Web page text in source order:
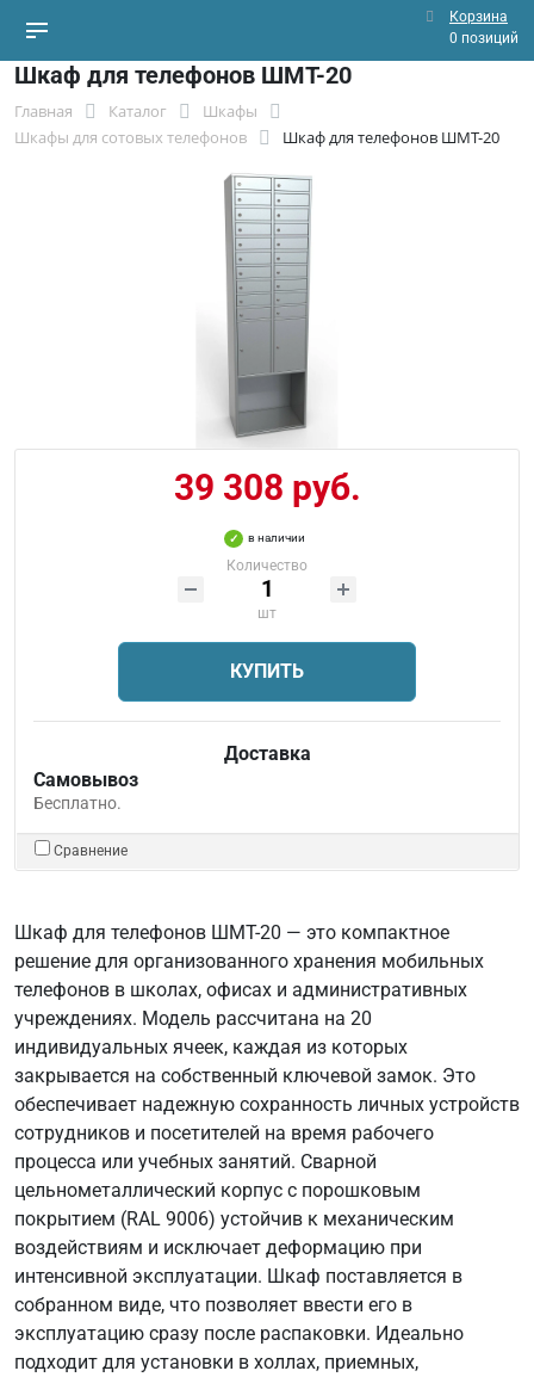
Корзина
0 позиций
Шкаф для телефонов ШМТ-20
Главная Каталог
Шкафы
Шкафы для сотовых телефонов
Шкаф для телефонов ШМТ-20
39 308 руб.
в наличии
Количество
шт
КУПИТЬ
Доставка
Самовывоз
Бесплатно.
Сравнение
Шкаф для телефонов ШМТ-20 — это компактное
решение для организованного хранения мобильных
телефонов в школах, офисах и административных
учреждениях. Модель рассчитана на 20
индивидуальных ячеек, каждая из которых
закрывается на собственный ключевой замок. Это
обеспечивает надежную сохранность личных устройств
сотрудников и посетителей на время рабочего
процесса или учебных занятий. Сварной
цельнометаллический корпус с порошковым
покрытием (RAL 9006) устойчив к механическим
воздействиям и исключает деформацию при
интенсивной эксплуатации. Шкаф поставляется в
собранном виде, что позволяет ввести его в
эксплуатацию сразу после распаковки. Идеально
подходит для установки в холлах, приемных,